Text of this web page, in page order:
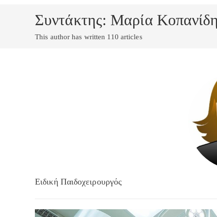
Συντάκτης: Μαρία
This author has written 110 articles
Ειδική Παιδοχειρουργός